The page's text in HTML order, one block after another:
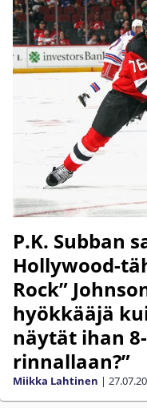
P.K. Subban
Hollywood-
Rock”
hyökkääjä
näytät ihan
rinnallaan?”
Miikka Lahtinen |